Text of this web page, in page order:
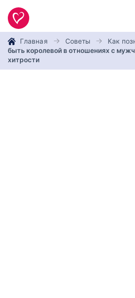
Главная Советы Как
быть королевой в отношениях с
хитрости